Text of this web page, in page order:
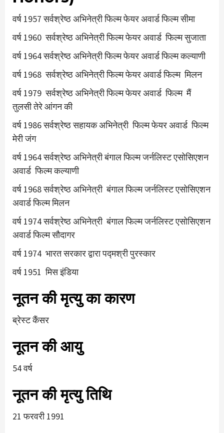
वर्ष 1957 सर्वश्रेष्ठ अभिनेत्री फिल्म फेयर अवार्ड फिल्म सीमा
वर्ष 1960 सर्वश्रेष्ठ अभिनेत्री फिल्म फेयर अवार्ड फिल्म सुजाता
वर्ष 1964 सर्वश्रेष्ठ अभिनेत्री फिल्म फेयर अवार्ड फिल्म कल्याणी
वर्ष 1968 सर्वश्रेष्ठ अभिनेत्री फिल्म फेयर अवार्ड फिल्म मिलन
वर्ष 1979 सर्वश्रेष्ठ अभिनेत्री फिल्म फेयर अवार्ड फिल्म मैं
तुलसी तेरे आंगन की
वर्ष 1986 सर्वश्रेष्ठ सहायक अभिनेत्री फिल्म फेयर अवार्ड फिल्म
मेरी जंग
वर्ष 1964 सर्वश्रेष्ठ अभिनेत्री बंगाल फिल्म जर्नलिस्ट एसोसिएशन
अवार्ड फिल्म कल्याणी
वर्ष 1968 सर्वश्रेष्ठ अभिनेत्री बंगाल फिल्म जर्नलिस्ट एसोसिएशन
अवार्ड फिल्म मिलन
वर्ष 1974 सर्वश्रेष्ठ अभिनेत्री बंगाल फिल्म जर्नलिस्ट एसोसिएशन
अवार्ड फिल्म सौदागर
वर्ष 1974 भारत सरकार द्वारा पद्मश्री पुरस्कार
वर्ष 1951 मिस इंडिया
नूतन की मृत्यु का कारण
ब्रेस्ट कैंसर
नूतन की आयु
54 वर्ष
नूतन की मृत्यु तिथि
21 फरवरी 1991